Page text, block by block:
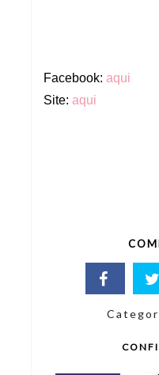
Facebook: aqui
Site: aqui